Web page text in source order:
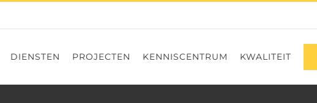
DIENSTEN PROJECTEN KENNISCENTRUM KWALITEIT